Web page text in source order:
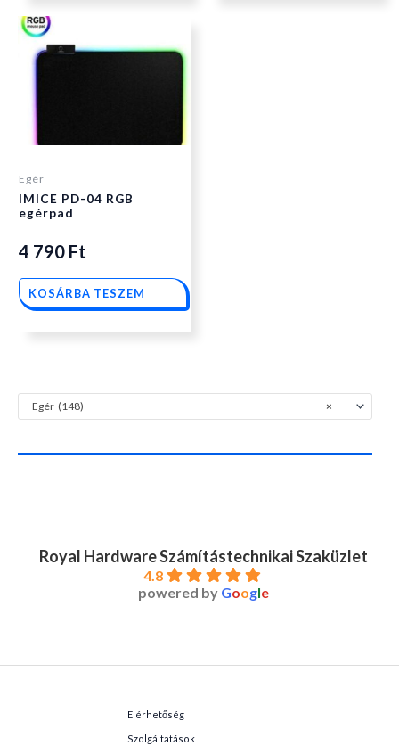
×
Egér (148)
Egér
IMICE PD-04 RGB
egérpad
4 790 Ft
KOSÁRBA TESZEM
Royal Hardware Számítástechnikai Szaküzlet
4.8
powered by Google
Elérhetőség
Szolgáltatások